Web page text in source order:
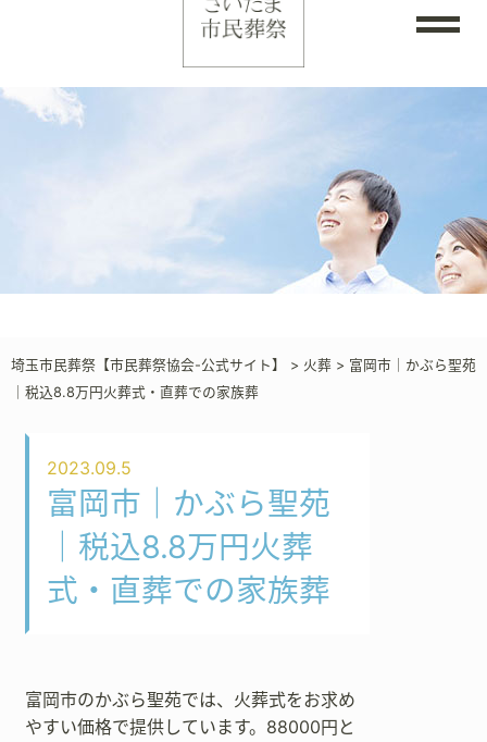
埼玉市民葬祭【市民葬祭協会-公式サイト】 > 火葬 > 富岡市｜かぶら聖苑
｜税込8.8万円火葬式・直葬での家族葬
2023.09.5
富岡市｜かぶら聖苑
｜税込8.8万円火葬
式・直葬での家族葬
富岡市のかぶら聖苑では、火葬式をお求め
やすい価格で提供しています。88000円と